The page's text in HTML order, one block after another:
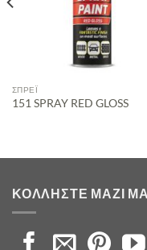
ΣΠΡΈΙ
151 SPRAY RED GLOSS
ΚΟΛΛΉΣΤΕ ΜΑΖΊ